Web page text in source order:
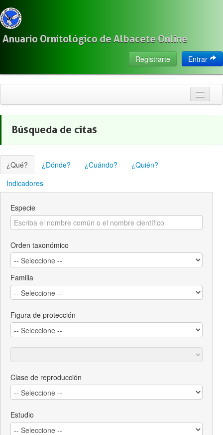
Anuario Ornitológico de Albacete Online
Entrar
Registrarte
Citas
Localización
Observadores
Acerca de
Búsqueda de citas
¿Qué? ¿Dónde? ¿Cuándo?
¿Quién?
Indicadores
Especie
Orden taxonómico
Familia
Figura de protección
Clase de reproducción
Estudio